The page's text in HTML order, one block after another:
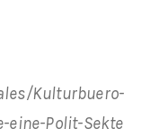
Kulturbuero-
eine-Polit-Sekte